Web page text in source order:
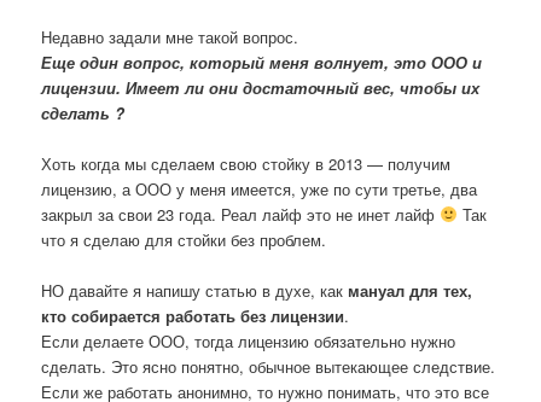
Недавно задали мне такой вопрос.
Еще один вопрос, который меня волнует, это ООО и
лицензии. Имеет ли они достаточный вес, чтобы их
сделать ?
Хоть когда мы сделаем свою стойку в 2013 — получим
лицензию, а ООО у меня имеется, уже по сути третье, два
закрыл за свои 23 года. Реал лайф это не инет лайф
Так
что я сделаю для стойки без проблем.
НО давайте я напишу статью в духе, как мануал для тех,
кто собирается работать без лицензии.
Если делаете ООО, тогда лицензию обязательно нужно
сделать. Это ясно понятно, обычное вытекающее следствие.
Если же работать анонимно, то нужно понимать, что это все